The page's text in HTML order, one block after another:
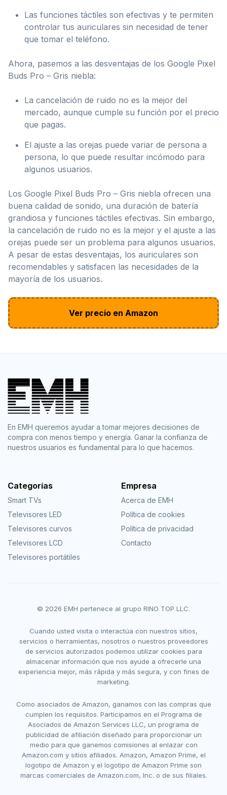
Las funciones táctiles son efectivas y te permiten
controlar tus auriculares sin necesidad de tener
que tomar el teléfono.
Ahora, pasemos a las desventajas de los Google Pixel
Buds Pro – Gris niebla:
La cancelación de ruido no es la mejor del
mercado, aunque cumple su función por el precio
que pagas.
El ajuste a las orejas puede variar de persona a
persona, lo que puede resultar incómodo para
algunos usuarios.
Los Google Pixel Buds Pro – Gris niebla ofrecen una
buena calidad de sonido, una duración de batería
grandiosa y funciones táctiles efectivas. Sin embargo,
la cancelación de ruido no es la mejor y el ajuste a las
orejas puede ser un problema para algunos usuarios.
A pesar de estas desventajas, los auriculares son
recomendables y satisfacen las necesidades de la
mayoría de los usuarios.
Ver precio en Amazon
En EMH queremos ayudar a tomar mejores decisiones de
compra con menos tiempo y energía. Ganar la confianza de
nuestros usuarios es fundamental para lo que hacemos.
Categorías
Smart TVs
Televisores LED
Televisores curvos
Televisores LCD
Televisores portátiles
Empresa
Acerca de EMH
Política de cookies
Política de privacidad
Contacto
© 2026 EMH pertenece al grupo RINO TOP LLC.
Cuando usted visita o interactúa con nuestros sitios,
servicios o herramientas, nosotros o nuestros proveedores
de servicios autorizados podemos utilizar cookies para
almacenar información que nos ayude a ofrecerle una
experiencia mejor, más rápida y más segura, y con fines de
marketing.
Como asociados de Amazon, ganamos con las compras que
cumplen los requisitos. Participamos en el Programa de
Asociados de Amazon Services LLC, un programa de
publicidad de afiliación diseñado para proporcionar un
medio para que ganemos comisiones al enlazar con
Amazon.com y sitios afiliados. Amazon, Amazon Prime, el
logotipo de Amazon y el logotipo de Amazon Prime son
marcas comerciales de Amazon.com, Inc. o de sus filiales.